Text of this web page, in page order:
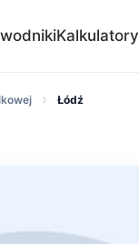
Kalkulatory
Łódź